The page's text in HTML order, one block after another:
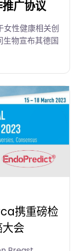
广协议
性健康相关创
物宣布其德国
携重磅检
会